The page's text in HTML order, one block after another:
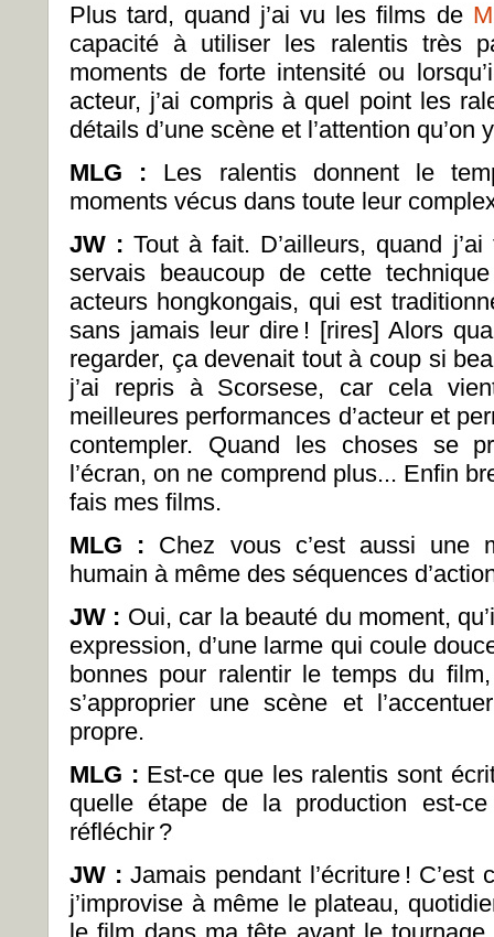
Plus tard, quand j’ai vu les films de
capacité à utiliser les ralentis très
moments de forte intensité ou
acteur, j’ai compris à quel point les
détails d’une scène et l’attention
MLG : Les ralentis donnent le
moments vécus dans toute leur
JW :Tout à fait. D’ailleurs, quand
servais beaucoup de cette
acteurs hongkongais, qui est
sans jamais leur dire ! [rires] Alors
regarder, ça devenait tout à coup si
j’ai repris à Scorsese, car cela
meilleures performances d’acteur et
contempler. Quand les choses se
l’écran, on ne comprend plus... Enfin
fais mes films.
MLG : Chez vous c’est aussi une
humain à même des séquences
JW : Oui, car la beauté du moment,
expression, d’une larme qui coule
bonnes pour ralentir le temps du
s’approprier une scène et
propre.
MLG : Est-ce que les ralentis sont
quelle étape de la production est-
réfléchir ?
JW :Jamais pendant l’écriture !
j’improvise à même le plateau,